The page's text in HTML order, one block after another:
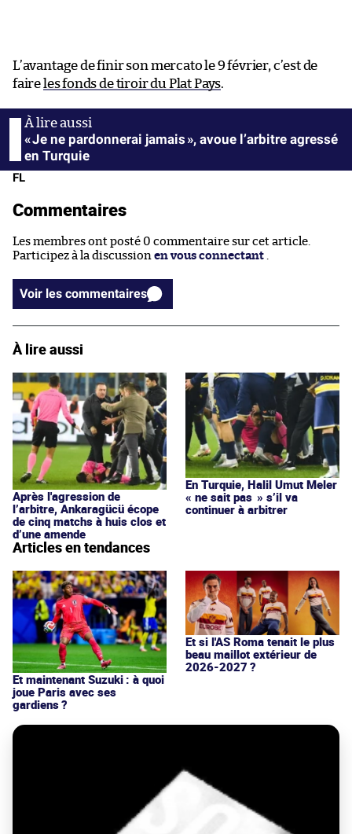
L’avantage de finir son mercato le 9 février, c’est de
faire les fonds de tiroir du Plat Pays.
« Je ne pardonnerai jamais », avoue l’arbitre agressé
en Turquie
FL
Commentaires
Les membres ont posté 0 commentaire sur cet article.
Participez à la discussion en vous connectant
Voir les commentaires
À lire aussi
Après l'agression de
l’arbitre, Ankaragücü écope
de cinq matchs à huis clos et
d’une amende
En Turquie, Halil Umut Meler
« ne sait pas » s’il va
continuer à arbitrer
Articles en tendances
Et maintenant Suzuki : à quoi
joue Paris avec ses
gardiens ?
Et si l'AS Roma tenait le plus
beau maillot extérieur de
2026-2027 ?